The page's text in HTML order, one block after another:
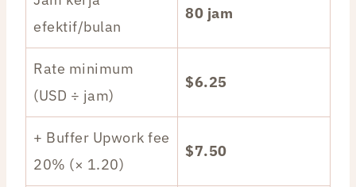
efektif/bulan
80 jam
Rate minimum
(USD ÷ jam)
$6.25
+ Buffer Upwork fee
20% (× 1.20)
$7.50